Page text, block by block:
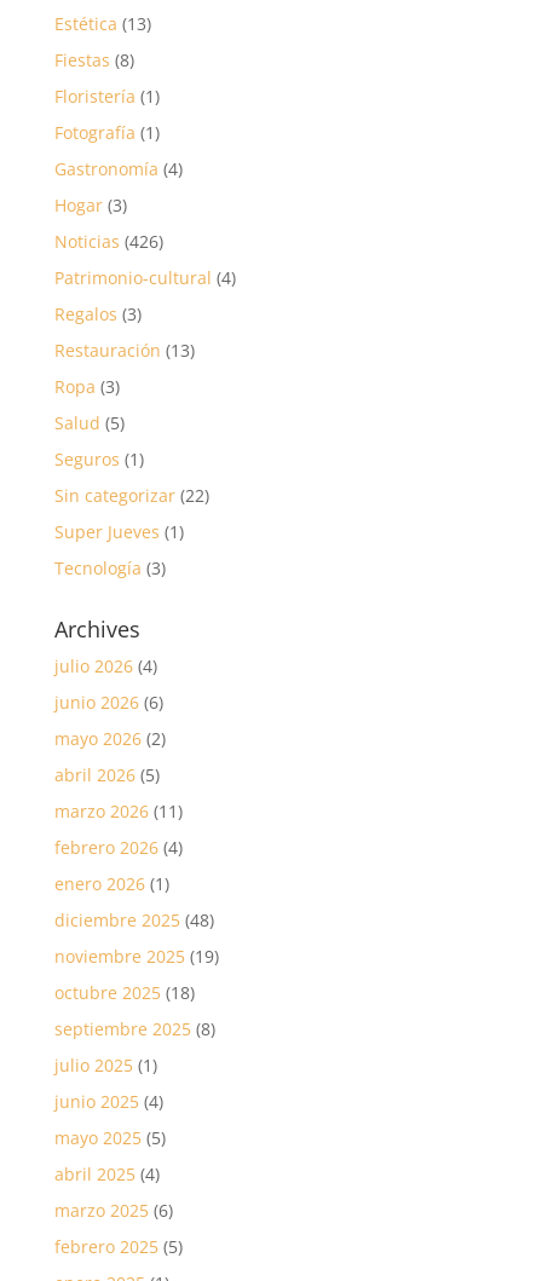
Estética (13)
Fiestas (8)
Floristería (1)
Fotografía (1)
Gastronomía (4)
Hogar(3)
Noticias (426)
Patrimonio-cultural (4)
Regalos (3)
Restauración (13)
Ropa (3)
Salud (5)
Seguros (1)
Sin categorizar(22)
Super Jueves (1)
Tecnología (3)
Archives
julio 2026(4)
junio 2026(6)
mayo 2026(2)
abril 2026(5)
marzo 2026(11)
febrero 2026(4)
enero 2026(1)
diciembre 2025(48)
noviembre 2025(19)
octubre 2025(18)
septiembre 2025(8)
julio 2025(1)
junio 2025(4)
mayo 2025(5)
abril 2025(4)
marzo 2025(6)
febrero 2025(5)